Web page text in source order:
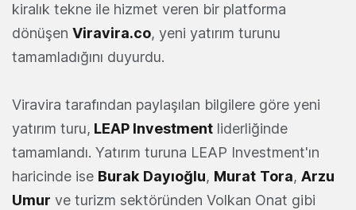
kiralık tekne ile hizmet veren bir platforma
dönüşen Viravira.co, yeni yatırım turunu
tamamladığını duyurdu.
Viravira tarafından paylaşılan bilgilere göre yeni
yatırım turu, LEAP Investment liderliğinde
tamamlandı. Yatırım turuna LEAP Investment'ın
haricinde ise Burak Dayıoğlu, Murat Tora, Arzu
Umur ve turizm sektöründen Volkan Onat gibi